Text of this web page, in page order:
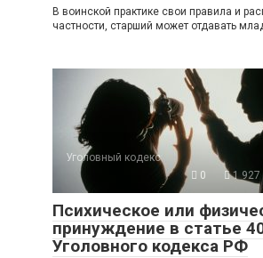
В воинской практике свои правила и
частности, старший может отдавать
Уголовный кодекс
0
1 927
Психическое или
принуждение в статье
Уголовного кодекса РФ